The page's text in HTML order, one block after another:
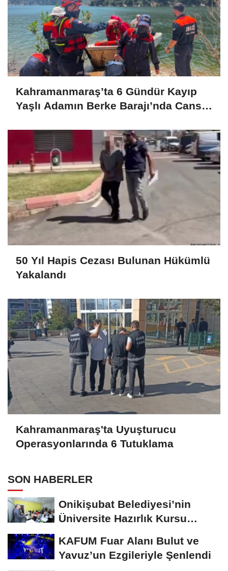
Kahramanmaraş’ta 6 Gündür Kayıp
Yaşlı Adamın Berke Barajı’nda Cansız
50 Yıl Hapis Cezası Bulunan Hükümlü
Yakalandı
Kahramanmaraş'ta Uyuşturucu
Operasyonlarında 6 Tutuklama
SON HABERLER
Onikişubat Belediyesi’nin
Üniversite Hazırlık Kursu
KAFUM Fuar Alanı Bulut ve
Yavuz’un Ezgileriyle Şenlendi